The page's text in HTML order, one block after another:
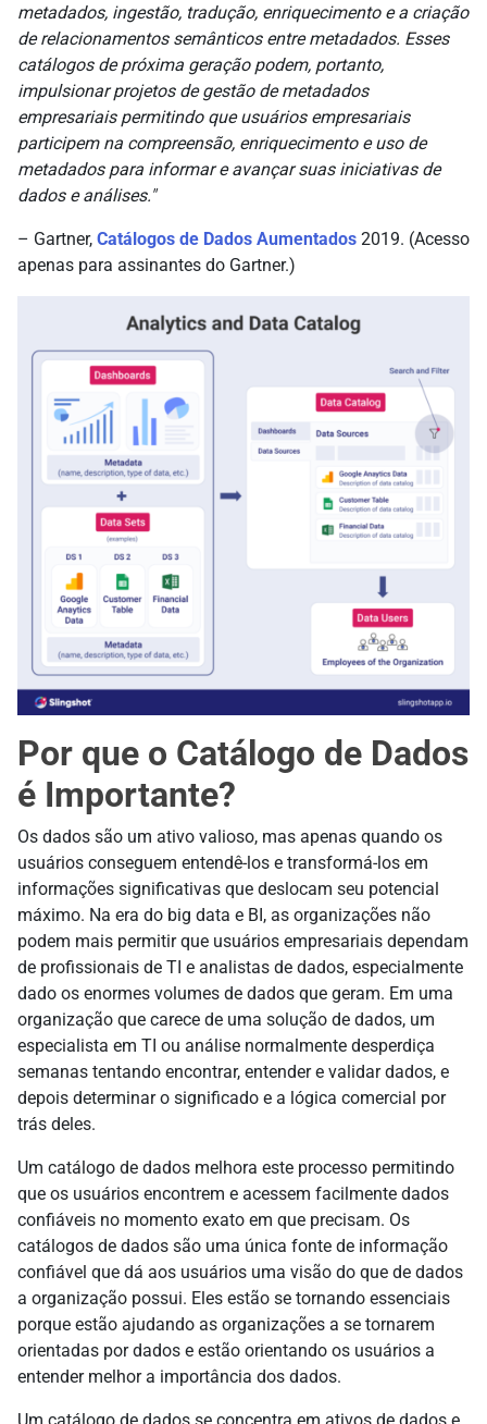
metadados, ingestão, tradução, enriquecimento e a criação
de relacionamentos semânticos entre metadados. Esses
catálogos de próxima geração podem, portanto,
impulsionar projetos de gestão de metadados
empresariais permitindo que usuários empresariais
participem na compreensão, enriquecimento e uso de
metadados para informar e avançar suas iniciativas de
dados e análises."
– Gartner, Catálogos de Dados Aumentados 2019. (Acesso
apenas para assinantes do Gartner.)
Por que o Catálogo de Dados
é Importante?
Os dados são um ativo valioso, mas apenas quando os
usuários conseguem entendê-los e transformá-los em
informações significativas que deslocam seu potencial
máximo. Na era do big data e BI, as organizações não
podem mais permitir que usuários empresariais dependam
de profissionais de TI e analistas de dados, especialmente
dado os enormes volumes de dados que geram. Em uma
organização que carece de uma solução de dados, um
especialista em TI ou análise normalmente desperdiça
semanas tentando encontrar, entender e validar dados, e
depois determinar o significado e a lógica comercial por
trás deles.
Um catálogo de dados melhora este processo permitindo
que os usuários encontrem e acessem facilmente dados
confiáveis no momento exato em que precisam. Os
catálogos de dados são uma única fonte de informação
confiável que dá aos usuários uma visão do que de dados
a organização possui. Eles estão se tornando essenciais
porque estão ajudando as organizações a se tornarem
orientadas por dados e estão orientando os usuários a
entender melhor a importância dos dados.